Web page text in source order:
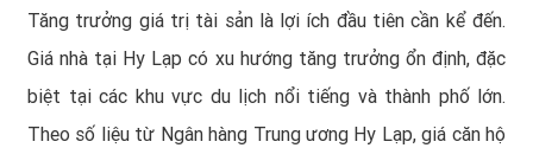
Tăng trưởng giá trị tài sản là lợi ích đầu tiên cần kể đến.
Giá nhà tại Hy Lạp có xu hướng tăng trưởng ổn định, đặc
biệt tại các khu vực du lịch nổi tiếng và thành phố lớn.
Theo số liệu từ Ngân hàng Trung ương Hy Lạp, giá căn hộ